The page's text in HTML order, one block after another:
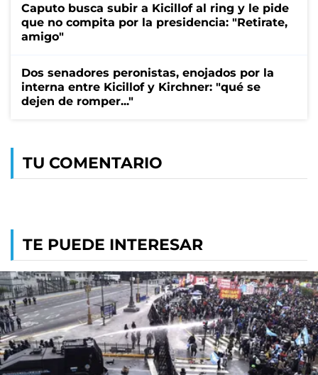
Caputo busca subir a Kicillof al ring y le pide
que no compita por la presidencia: "Retirate,
amigo"
Dos senadores peronistas, enojados por la
interna entre Kicillof y Kirchner: "qué se
dejen de romper..."
TU COMENTARIO
TE PUEDE INTERESAR